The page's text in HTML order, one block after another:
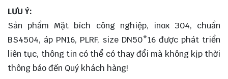
LƯU Ý:
Sản phẩm Mặt bích công nghiệp, inox 304, chuẩn
BS4504, áp PN16, PLRF, size DN50*16 được phát triển
liên tục, thông tin có thể có thay đổi mà không kịp thời
thông báo đến Quý khách hàng!